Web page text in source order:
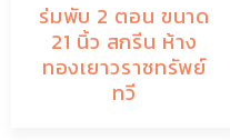
ร่มพับ 2 ตอน ขนาด
21 นิ้ว สกรีน ห้าง
ทองเยาวราชทรัพย์
ทวี